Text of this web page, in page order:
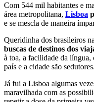
Com 544 mil habitantes e
área metropolitana, Lisboa
e se mescla de maneira
Queridinha dos brasileiros
buscas de destinos dos
à toa, a facilidade da língua,
país e a cidade são sedutores.
Já fui a Lisboa algumas
maravilhada com as